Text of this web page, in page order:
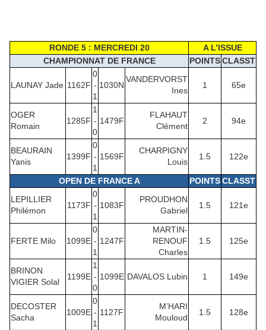
RONDE 5 : MERCREDI 20
A L’ISSUE
CHAMPIONNAT DE FRANCE
POINTSCLASST
LAUNAY Jade 1162F
0
-
1
1030N
VANDERVORST
Ines
1 65e
OGER
Romain
1285F
1
-
0
1479F
FLAHAUT
Clément
2 94e
BEAURAIN
Yanis
1399F
0
-
1
1569F
CHARPIGNY
Louis
1.5 122e
OPEN DE FRANCE A POINTSCLASST
LEPILLIER
Philémon
1173F
0
-
1
1083F
PROUDHON
Gabriel
1.5 121e
FERTE Milo 1099E
0
-
1
1247F
MARTIN-
RENOUF
Charles
1.5 125e
BRINON
VIGIER Solal
1199E
1
-
0
1099E DAVALOS Lubin 1 149e
DECOSTER
Sacha
1009E
0
-
1
1127F
M’HARI
Mouloud
1.5 128e